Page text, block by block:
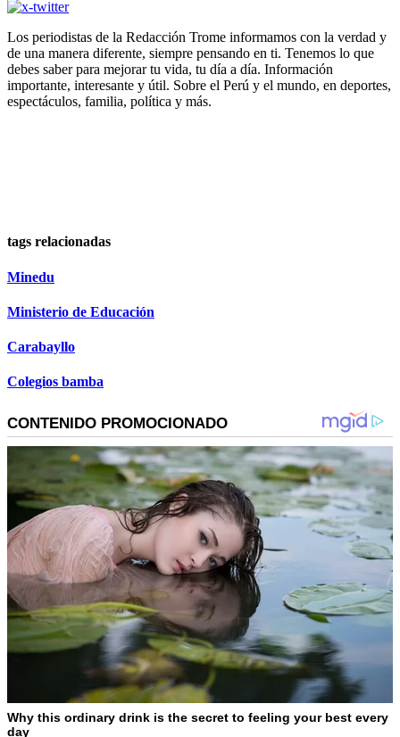
Los periodistas de la Redacción Trome informamos con la verdad y
de una manera diferente, siempre pensando en ti. Tenemos lo que
debes saber para mejorar tu vida, tu día a día. Información
importante, interesante y útil. Sobre el Perú y el mundo, en deportes,
espectáculos, familia, política y más.
tags relacionadas
Minedu
Ministerio de Educación
Carabayllo
Colegios bamba